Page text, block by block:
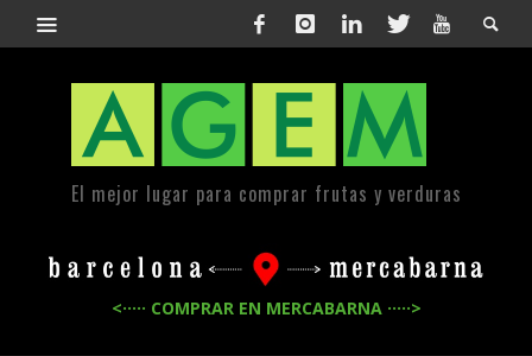
El mejor lugar para comprar frutas y verduras
<····· COMPRAR EN MERCABARNA ·····>